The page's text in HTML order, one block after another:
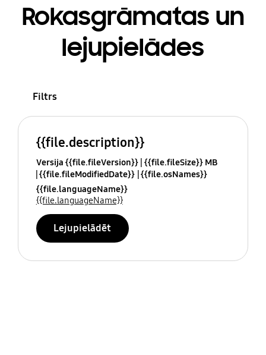
Rokasgrāmatas un
lejupielādes
Filtrs
{{file.description}}
Versija {{file.fileVersion}} {{file.fileSize}} MB
{{file.fileModifiedDate}} {{file.osNames}}
{{file.languageName}}
{{file.languageName}}
Lejupielādēt